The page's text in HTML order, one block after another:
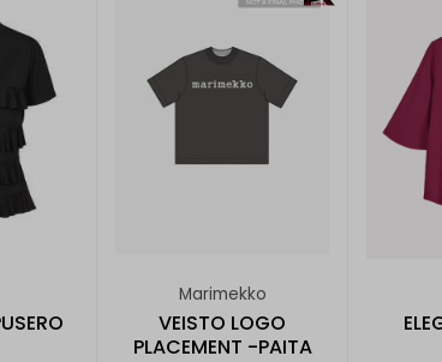
Marimekko
VEISTO LOGO
PLACEMENT -PAITA